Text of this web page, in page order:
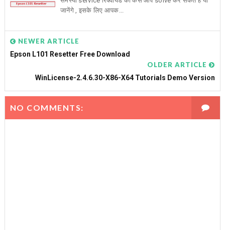
जानेंगे , इसके लिए आपक...
NEWER ARTICLE
Epson L101 Resetter Free Download
OLDER ARTICLE
WinLicense-2.4.6.30-X86-X64 Tutorials Demo Version
NO COMMENTS: